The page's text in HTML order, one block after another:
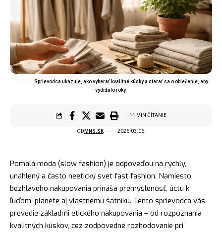
Sprievodca ukazuje, ako vyberať kvalitné kúsky a starať sa o oblečenie, aby
vydržalo roky.
OD MNS.SK 2026.03.06.
11 MIN ČÍTANIE
Pomalá móda (slow fashion) je odpoveďou na rýchly,
unáhlený a často neetický svet fast fashion. Namiesto
bezhlavého nakupovania prináša premyslenosť, úctu k
ľuďom, planéte aj vlastnému šatníku. Tento sprievodca vás
prevedie základmi etického nakupovania – od rozpoznania
kvalitných kúskov, cez zodpovedné rozhodovanie pri